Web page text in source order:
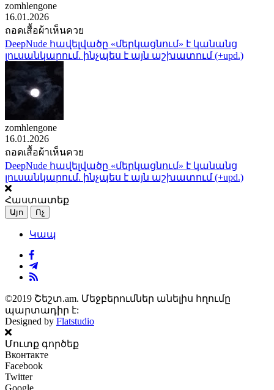
zomhlengone
16.01.2026
ถอดเสื้อผ้าเห็นควย
DeepNude հավելվածը «մերկացնում» է կանանց
լուսանկարում. ինչպես է այն աշխատում (+upd.)
zomhlengone
16.01.2026
ถอดเสื้อผ้าเห็นควย
DeepNude հավելվածը «մերկացնում» է կանանց
լուսանկարում. ինչպես է այն աշխատում (+upd.)
Հաստատեք
Այո Ոչ
Կապ
©2019 Շեշտ.am. Մեջբերումներ անելիս հղումը
պարտադիր է:
Designed by Flatstudio
Մուտք գործեք
Вконтакте
Facebook
Twitter